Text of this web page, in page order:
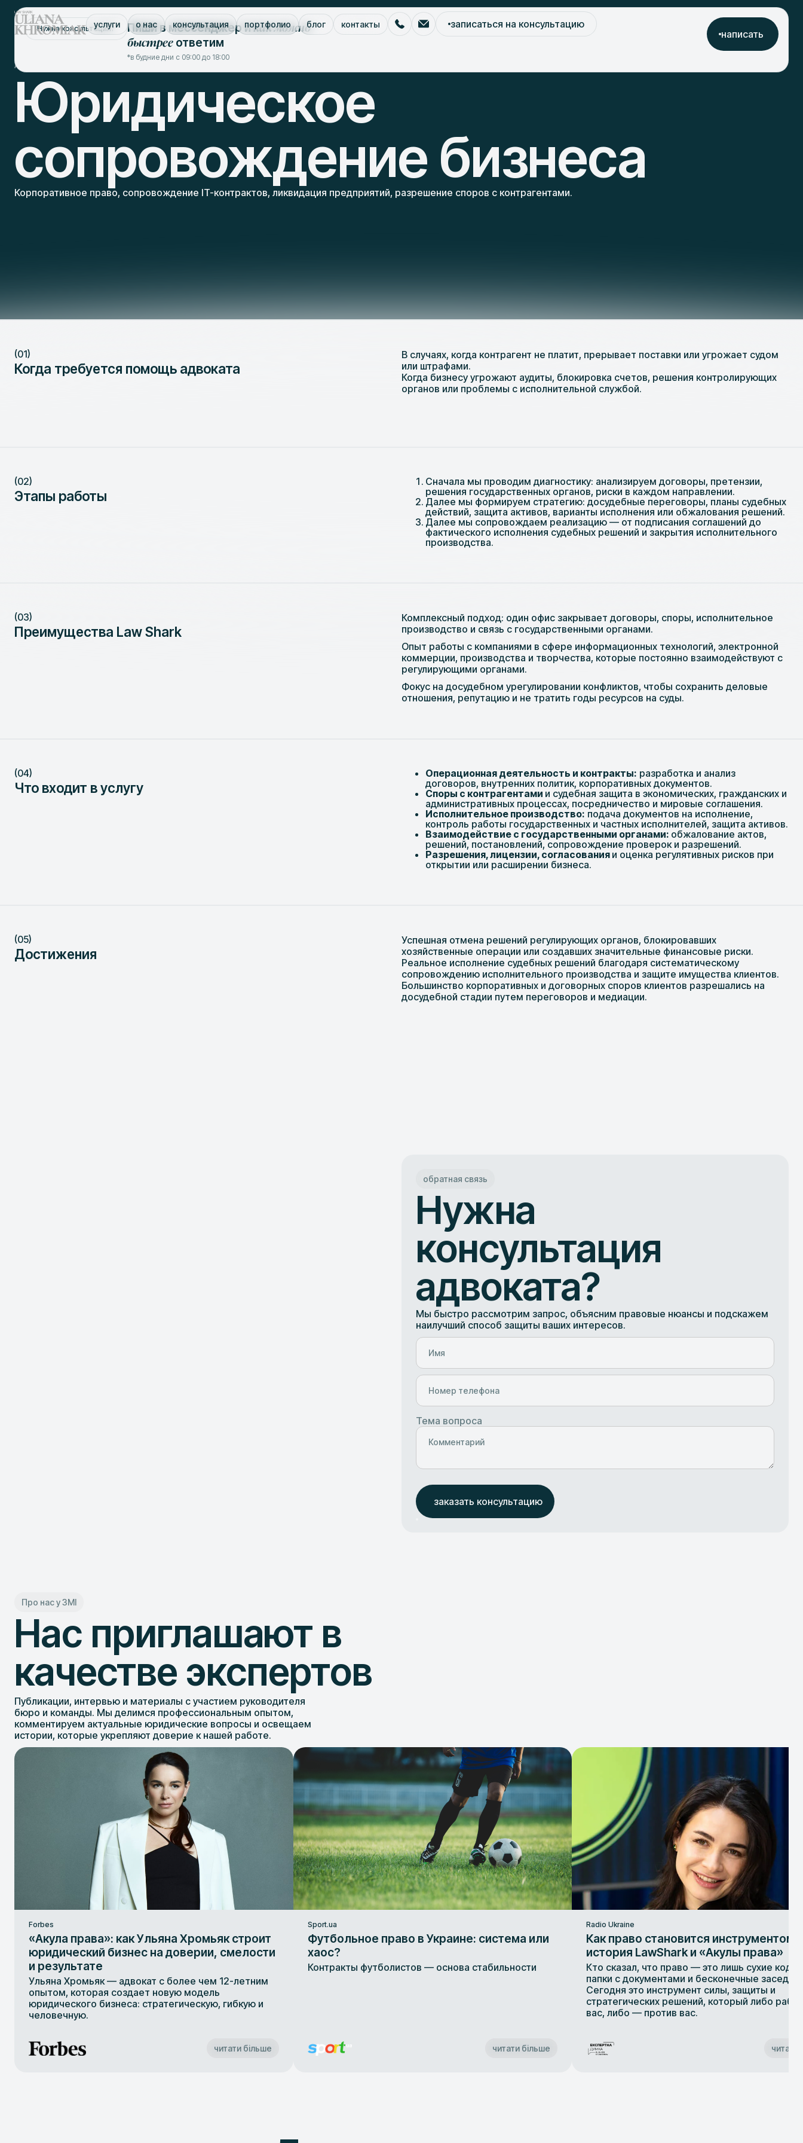
услуги о нас консультация портфолио блог контакты записаться на консультацию
Нужна консультация? Пиши в мессенджер икак можно
быстрее ответим
*в будние дни с 09:00 до 18:00
написать
Адвокат Львов
Юридическое
сопровождение бизнеса
Корпоративное право, сопровождение IT-контрактов, ликвидация предприятий, разрешение споров с контрагентами.
(01)
Когда требуется помощь адвоката
В случаях, когда контрагент не платит, прерывает поставки или угрожает судом
или штрафами.
Когда бизнесу угрожают аудиты, блокировка счетов, решения контролирующих
органов или проблемы с исполнительной службой.
(02)
Этапы работы
Сначала мы проводим диагностику: анализируем договоры, претензии,
решения государственных органов, риски в каждом направлении.
Далее мы формируем стратегию: досудебные переговоры, планы судебных
действий, защита активов, варианты исполнения или обжалования решений.
Далее мы сопровождаем реализацию — от подписания соглашений до
фактического исполнения судебных решений и закрытия исполнительного
производства.
(03)
Преимущества Law Shark
Комплексный подход: один офис закрывает договоры, споры, исполнительное
производство и связь с государственными органами.
Опыт работы с компаниями в сфере информационных технологий, электронной
коммерции, производства и творчества, которые постоянно взаимодействуют с
регулирующими органами.
Фокус на досудебном урегулировании конфликтов, чтобы сохранить деловые
отношения, репутацию и не тратить годы ресурсов на суды.
(04)
Что входит в услугу
Операционная деятельность и контракты: разработка и анализ
договоров, внутренних политик, корпоративных документов.
Споры с контрагентами и судебная защита в экономических, гражданских и
административных процессах, посредничество и мировые соглашения.
Исполнительное производство: подача документов на исполнение,
контроль работы государственных и частных исполнителей, защита активов.
Взаимодействие с государственными органами: обжалование актов,
решений, постановлений, сопровождение проверок и разрешений.
Разрешения, лицензии, согласования и оценка регулятивных рисков при
открытии или расширении бизнеса.
(05)
Достижения
Успешная отмена решений регулирующих органов, блокировавших
хозяйственные операции или создавших значительные финансовые риски.
Реальное исполнение судебных решений благодаря систематическому
сопровождению исполнительного производства и защите имущества клиентов.
Большинство корпоративных и договорных споров клиентов разрешались на
досудебной стадии путем переговоров и медиации.
обратная связь
Нужна
консультация
адвоката?
Мы быстро рассмотрим запрос, объясним правовые нюансы и подскажем
наилучший способ защиты ваших интересов.
Тема вопроса
Про нас у ЗМІ
Нас приглашают в
качестве экспертов
Публикации, интервью и материалы с участием руководителя
бюро и команды. Мы делимся профессиональным опытом,
комментируем актуальные юридические вопросы и освещаем
истории, которые укрепляют доверие к нашей работе.
Forbes
«Акула права»: как Ульяна Хромьяк строит
юридический бизнес на доверии, смелости
и результате
Ульяна Хромьяк — адвокат с более чем 12-летним
опытом, которая создает новую модель
юридического бизнеса: стратегическую, гибкую и
человечную.
читати більше
Sport.ua
Футбольное право в Украине: система или
хаос?
Контракты футболистов — основа стабильности
читати більше
Radio Ukraine
Как право становится инструментом
история LawShark и «Акулы права»
Кто сказал, что право — это лишь сухие
папки с документами и бесконечные
Сегодня это инструмент силы, защиты и
стратегических решений, который либо
вас, либо — против вас.
читати